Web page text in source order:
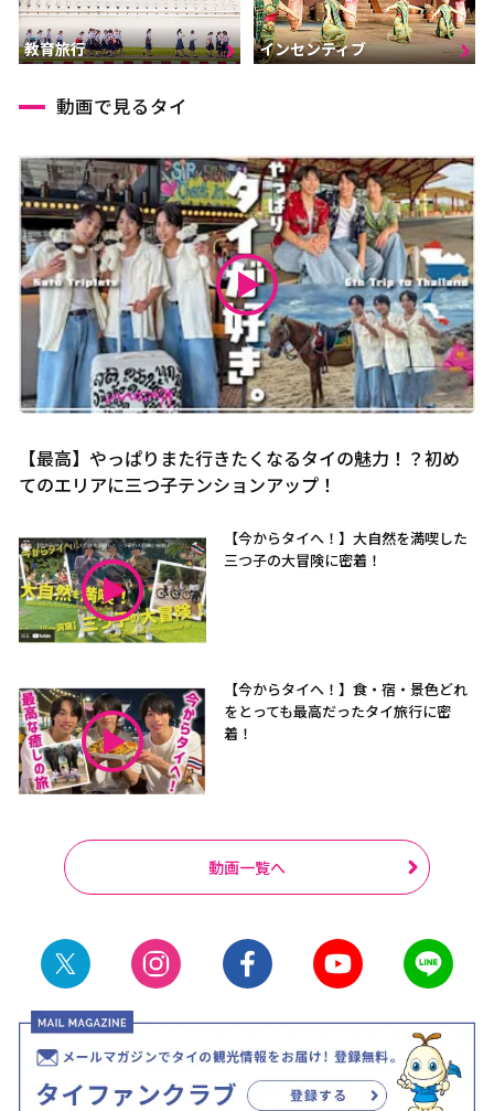
教育旅行 インセンティブ
動画で見るタイ
【最高】やっぱりまた行きたくなるタイの魅力！？初め
てのエリアに三つ子テンションアップ！
【今からタイへ！】大自然を満喫した
三つ子の大冒険に密着！
【今からタイへ！】食・宿・景色どれ
をとっても最高だったタイ旅行に密
着！
動画一覧へ